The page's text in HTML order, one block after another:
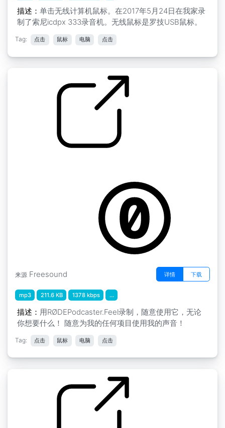
描述： 单击无线计算机鼠标。在2017年5月24日在我家录
制了索尼icdpx 333录音机。无线鼠标是罗技USB鼠标。
Tag: 点击 鼠标 电脑 点击
来源 Freesound 详情 下载
mp3 211.6 KB 1378 kbps ...
描述： 用RØDEPodcaster.Feel录制，随意使用它，无论
你想要什么！ 随意为我的任何项目使用我的声音！
Tag: 点击 鼠标 电脑 点击